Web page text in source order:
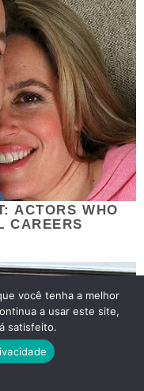
você tenha a melhor
a usar este site,
satisfeito.